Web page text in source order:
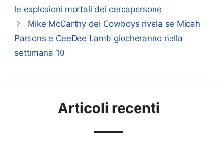
le esplosioni mortali dei cercapersone
Mike McCarthy dei Cowboys rivela se Micah
Parsons e CeeDee Lamb giocheranno nella
settimana 10
Articoli recenti